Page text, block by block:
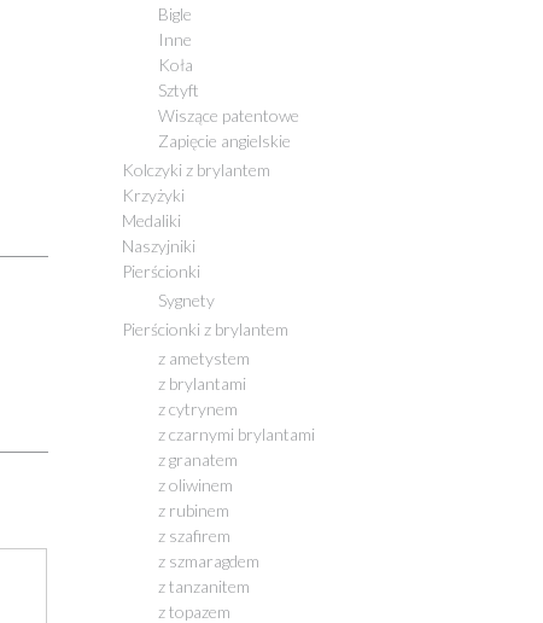
Bigle
Inne
Koła
Sztyft
Wiszące patentowe
Zapięcie angielskie
Kolczyki z brylantem
Krzyżyki
Medaliki
Naszyjniki
Pierścionki
Sygnety
Pierścionki z brylantem
z ametystem
z brylantami
z cytrynem
z czarnymi brylantami
z granatem
z oliwinem
z rubinem
z szafirem
z szmaragdem
z tanzanitem
z topazem